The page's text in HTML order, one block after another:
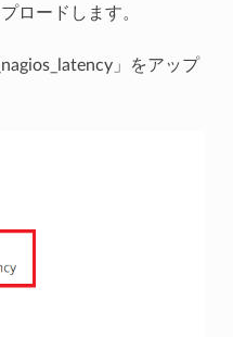
ロードします。
」をアップ